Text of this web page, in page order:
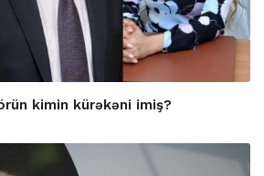
kimin kürəkəni imiş?